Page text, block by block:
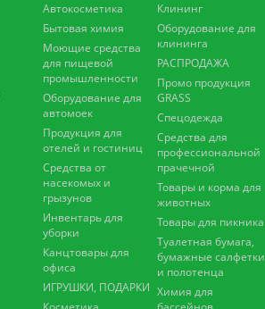
Автокосметика
Бытовая химия
Моющие средства
для пищевой
промышленности
Оборудование для
автомоек
Продукция для
отелей и гостиниц
Средства от
насекомых и
грызунов
Инвентарь для
уборки
Канцтовары для
офиса
ИГРУШКИ, ПОДАРКИ
Клининг
Оборудование для
клининга
РАСПРОДАЖА
Промо продукция
GRASS
Спецодежда
Средства для
профессиональной
прачечной
Товары и корма для
животных
Товары для пикника
Туалетная бумага,
бумажные салфетки
и полотенца
Химия для